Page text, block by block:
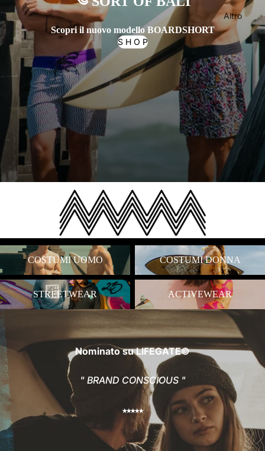
Altro
Scopri il nuovo modello BOARDSHORT
S H O P
COSTUMI UOMO
COSTUMI UOMO
COSTUMI DONNA
COSTUMI DONNA
STREETWEAR
STREETWEAR
ACTIVEWEAR
ACTIVEWEAR
Nominato suLIFEGATE©
" BRAND CONSCIOUS "
⭒⭒⭒⭒⭒